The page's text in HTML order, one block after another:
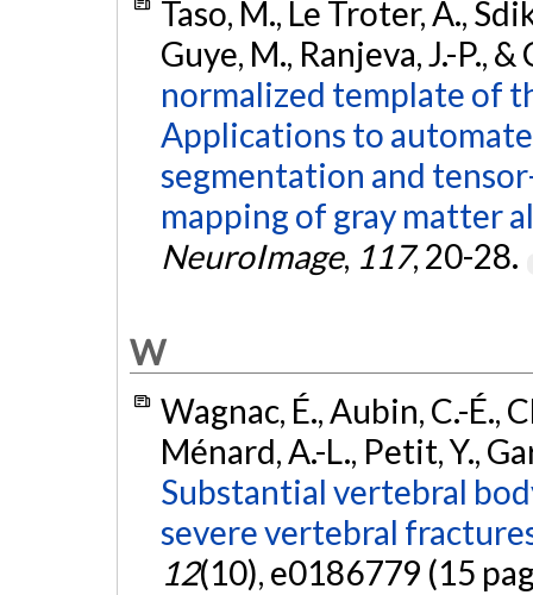
Taso, M., Le Troter, A.,
Guye, M., Ranjeva, J.-P.,
normalized template of
Applications to
segmentation and
mapping of gray matter
NeuroImage, 117, 20-28.
W
Wagnac, É., Aubin, C.-É.,
Ménard, A.-L., Petit, Y.,
Substantial vertebral
severe vertebral
12(10), e0186779 (15